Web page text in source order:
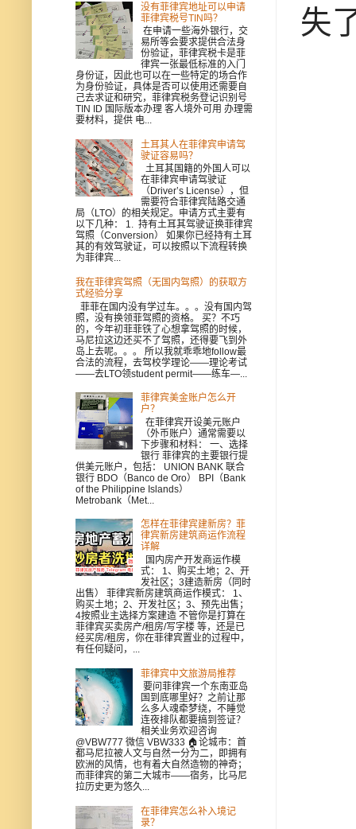
失
没有菲律宾地址可以申请
菲律宾税号TIN吗？
在申请一些海外银行，交
易所等会要求提供合法身
份验证，菲律宾税卡是菲
律宾一张最低标准的入门
身份证，因此也可以在一些特定的场合作
为身份验证，具体是否可以使用还需要自
己去求证和研究，菲律宾税务登记识别号
TIN ID 国际版本办理 客人境外可用 办理需
要材料，提供 电...
土耳其人在菲律宾申请驾
驶证容易吗？
土耳其国籍的外国人可以
在菲律宾申请驾驶证
（Driver’s License），但
需要符合菲律宾陆路交通
局（LTO）的相关规定。申请方式主要有
以下几种： 1. 持有土耳其驾驶证换菲律宾
驾照（Conversion） 如果你已经持有土耳
其的有效驾驶证，可以按照以下流程转换
为菲律宾...
我在菲律宾驾照（无国内驾照）的获取方
式经验分享
菲菲在国内没有学过车。。。没有国内驾
照，没有换领菲驾照的资格。 买？不巧
的，今年初菲菲铁了心想拿驾照的时候，
马尼拉这边还买不了驾照，还得要飞到外
岛上去呢。。。 所以我就乖乖地follow最
合法的流程，去驾校学理论——理论考试
——去LTO领student permit——练车—...
菲律宾美金账户怎么开
户？
在菲律宾开设美元账户
（外币账户）通常需要以
下步骤和材料： 一、选择
银行 菲律宾的主要银行提
供美元账户，包括： UNION BANK 联合
银行 BDO（Banco de Oro） BPI（Bank
of the Philippine Islands）
Metrobank（Met...
怎样在菲律宾建新房？菲
律宾新房建筑商运作流程
详解
国内房产开发商运作模
式： 1、购买土地；2、开
发社区；3建造新房（同时
出售） 菲律宾新房建筑商运作模式： 1、
购买土地；2、开发社区；3、预先出售；
4按照业主选择方案建造 不管你是打算在
菲律宾买卖房产/租房/写字楼 等，还是已
经买房/租房，你在菲律宾置业的过程中，
有任何疑问，...
菲律宾中文旅游局推荐
要问菲律宾一个东南亚岛
国到底哪里好？之前让那
么多人魂牵梦绕，不睡觉
连夜排队都要搞到签证？
相关业务欢迎咨询
@VBW777 微信 VBW333 🏠论城市：首
都马尼拉被人文与自然一分为二，即拥有
欧洲的风情，也有着大自然造物的神奇；
而菲律宾的第二大城市——宿务，比马尼
拉历史更为悠久...
在菲律宾怎么补入境记
录？